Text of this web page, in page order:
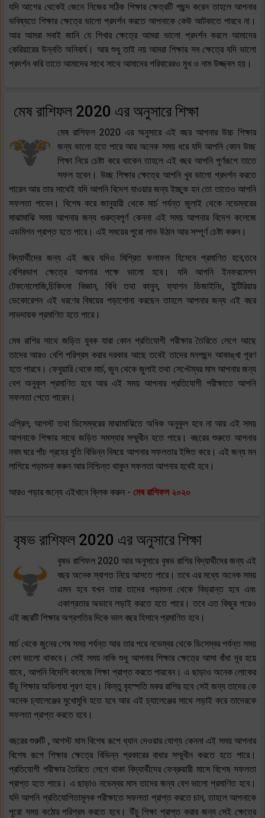
যদি আগের থেকেই জেনে নিজের সঠিক শিক্ষার ক্ষেত্রটি পছন্দ করেন তাহলে আপনার
ভবিষ্যতে শিক্ষার ক্ষেত্রে ভালো প্রদর্শন করতে আপনাকে কেউ আটকাতে পারবে না।
আর আমরা সবাই জানি যে শিখার ক্ষেত্রে আমরা ভালো প্রদর্শন করলে আমাদের
কেরিয়ারের উন্নতি অনিবার্য। আর শুধু তাই নয় আমরা শিক্ষার সব ক্ষেত্রে যদি ভালো
প্রদর্শন করি তাতে আমাদের সাথে সাথে আমাদের পরিবারেরও মুখ ও নাম উজ্জ্বল হয়।
মেষ রাশিফল 2020 এর অনুসারে শিক্ষা
মেষ রাশিফল 2020 এর অনুসারে এই বছর আপনার উচ্চ শিক্ষার
জন্য ভালো হতে পারে আর অনেক সময় ধরে যদি আপনি কোন উচ্ছ
শিক্ষা নিয়ে চেষ্টা করে থাকেন তাহলে এই বছর আপনি পূর্ণরূপে তাতে
সফল হবেন। উচ্ছ শিক্ষার ক্ষেত্রে আপনি খুব ভালো প্রদর্শন করতে
পারেন আর তার সাথেই যদি আপনি বিদেশ যাওয়ার জন্য ইচ্ছুক হন তো তাতেও আপনি
সফলতা পাবেন। বিশেষ করে জানুয়ারী থেকে মার্চ পর্যন্ত জুলাই থেকে নভেম্বরের
মাঝামাঝি সময় আপনার জন্য গুরুত্বপূর্ণ কেননা এই সময় আপনার বিদেশ কলেজে
এডমিশন প্রাপ্ত হতে পারে। এই সময়ের পুরো লাভ উঠান আর সম্পূর্ণ চেষ্টা করুন।
বিদ্যার্থীদের জন্য এই বছর যদিও মিশ্রিত ফলাফল হিসেবে প্রমাণিত হবে,তবে
বেশিরভাগ ক্ষেত্রে আপনার পক্ষে ভালো হবে। যদি আপনি ইনফরমেশন
টেকনোলোজি,চিকিৎসা বিজ্ঞান, বিধি তথা কানুন, ফ্যাশন ডিজাইনিং, ইন্টিরিয়ার
ডেকোরেশন এই ধরণের বিষয়ের পড়াশোনা করছেন তাহলে আপনার জন্য এই বছর
লাভদায়ক প্রমাণিত হতে পারে।
মেষ রাশির সাথে জড়িত যুবক যারা কোন প্রতিযোগী পরীক্ষার তৈরিতে লেগে আছে
তাদের আরও বেশি পরিশ্রম করার দরকার আছে তবেই তাদের মনপছন্দ আকাঙ্খা পূরণ
হতে পারবে। ফেবুয়ারি থেকে মার্চ, জুন থেকে জুলাই তথা সেপ্টেম্বর মাস আপনার জন্য
বেশ অনুকূল প্রমাণিত হবে আর এই সময় আপনার প্রতিযোগী পরীক্ষাতে আপনি
সফলতা পেতে পারেন।
এপ্রিল, আগস্ট তথা ডিসেম্বরের মাঝামাঝিতে অধিক অনুকূল হবে না আর এই সময়
আপনাকে শিক্ষার সাথে জড়িত সমস্যার সম্মুখীন হতে পারে। বছরের শুরুতে আপনার
নবম ঘরে পাঁচ গ্রহের যুতি বিভিন্ন বিষয়ে আপনার সফলতার ইঙ্গিত করে। এই জন্য মন
লাগিয়ে পড়াশুনা করুন আর নিশ্চিন্ত থাকুন সফলতা আপনার হবেই হবে।
আরও পড়ার জন্যে এইখানে ক্লিক করুন - মেষ রাশিফল ২০২০
বৃষভ রাশিফল 2020 এর অনুসারে শিক্ষা
বৃষভ রাশিফল 2020 আর অনুসারে বৃষভ রাশির বিদ্যার্থীদের জন্য এই
বছর অনেক স্বাগত নিয়ে আসতে পারে। তবে এর মধ্যে অনেক সময়
এমন হবে যখন তারা তাদের পড়াশুনা থেকে বিভ্রান্ত হবে এবং
একাগ্রতার অভাবে লড়াই করতে হতে পারে। তবে এত কিছুর পরেও
এই বছরটি শিক্ষার অগ্রগতির দিকে ভাল বছর হিসাবে প্রমাণিত হবে।
মার্চ থেকে জুনের শেষ সময় পর্যন্ত আর তার পরে নভেম্বর থেকে ডিসেম্বর পর্যন্ত সময়
বেশ ভালো থাকবে। সেই সময় নাকি শুধু আপনার শিক্ষার ক্ষেত্রে আসা বাঁধা দূর হয়ে
যাবে , আপনি বিদেশি কলেজে শিক্ষা প্রাপ্ত করতে পারবেন। এ ছাড়াও অনেক লোকের
উঁচু শিক্ষার অভিলাষা পূরণ হবে। কিন্তু বৃহস্পতি মকর রাশির হবে সেই জন্য তাদের কে
অনেক চ্যালেঞ্জের মুখোমুখি হতে হবে আর এই চ্যালেঞ্জের সাথে লড়াই করে তাদেরকে
সফলতা প্রাপ্ত করতে হবে।
বছরের শুরুটি , আগস্ট মাস বিশেষ রূপে ধ্যান দেওয়ার যোগ্য কেননা এই সময় আপনার
বিশেষ রূপে শিক্ষার ক্ষেত্রে বিভিন্ন প্রকারের বাধার সম্মুখীন করতে হতে পারে।
প্রতিযোগী পরীক্ষার তৈরিতে লেগে থাকা বিদ্যার্থীদের ফেব্রুয়ারী মাসে বিশেষ সফলতা
প্রাপ্ত হতে পারে। এ ছাড়াও নভেম্বর মাস তাদের জন্য বেশ ভালো প্রমাণিত হবে।
যদি আপনি প্রতিযোগিতামূলক পরীক্ষাতে সফলতা প্রাপ্ত করতে চান, তাহলে আপনাকে
পুরো সময় কঠোর পরিশ্রম করতে হবে। উঁচু শিক্ষা প্রাপ্ত করার জন্য সেই ক্ষেত্রে